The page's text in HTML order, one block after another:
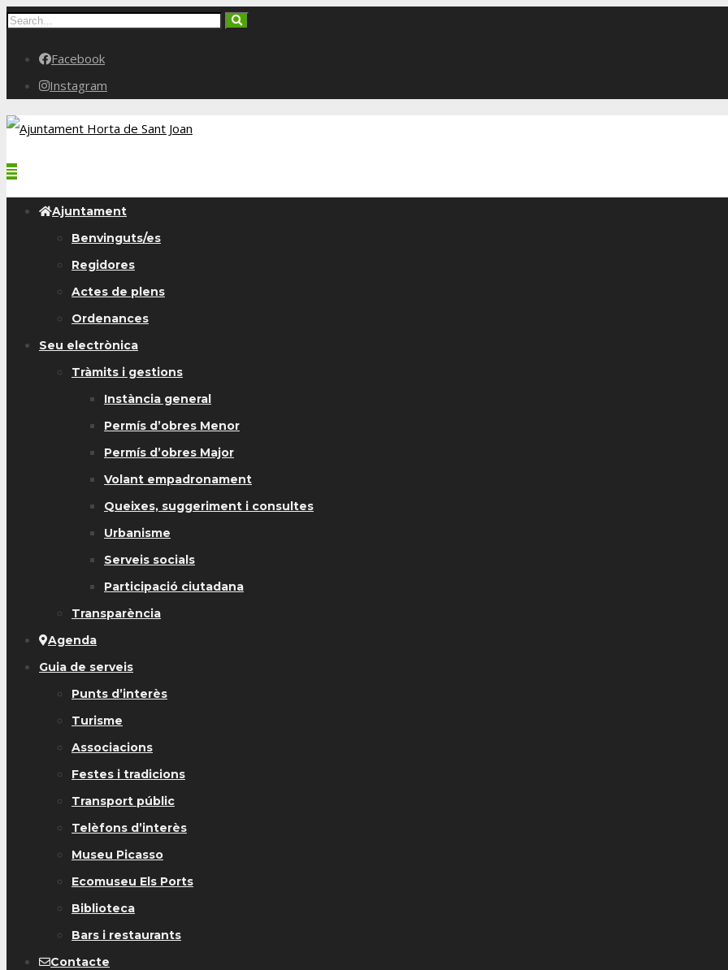
Facebook
Instagram
Ajuntament
Benvinguts/es
Regidores
Actes de plens
Ordenances
Seu electrònica
Tràmits i gestions
Instància general
Permís d’obres Menor
Permís d’obres Major
Volant empadronament
Queixes, suggeriment i consultes
Urbanisme
Serveis socials
Participació ciutadana
Transparència
Agenda
Guia de serveis
Punts d’interès
Turisme
Associacions
Festes i tradicions
Transport públic
Telèfons d’interès
Museu Picasso
Ecomuseu Els Ports
Biblioteca
Bars i restaurants
Contacte